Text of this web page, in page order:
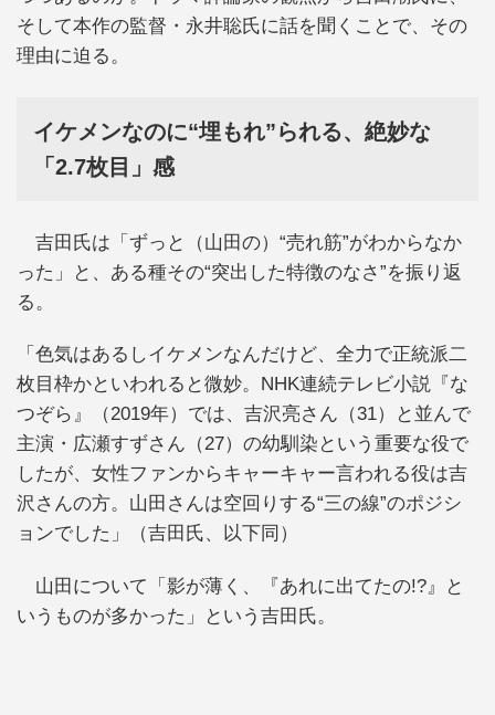
そして本作の監督・永井聡氏に話を聞くことで、その
理由に迫る。
イケメンなのに“埋もれ”られる、絶妙な
「2.7枚目」感
吉田氏は「ずっと（山田の）“売れ筋”がわからなか
った」と、ある種その“突出した特徴のなさ”を振り返
る。
「色気はあるしイケメンなんだけど、全力で正統派二
枚目枠かといわれると微妙。NHK連続テレビ小説『な
つぞら』（2019年）では、吉沢亮さん（31）と並んで
主演・広瀬すずさん（27）の幼馴染という重要な役で
したが、女性ファンからキャーキャー言われる役は吉
沢さんの方。山田さんは空回りする“三の線”のポジシ
ョンでした」（吉田氏、以下同）
山田について「影が薄く、『あれに出てたの!?』と
いうものが多かった」という吉田氏。